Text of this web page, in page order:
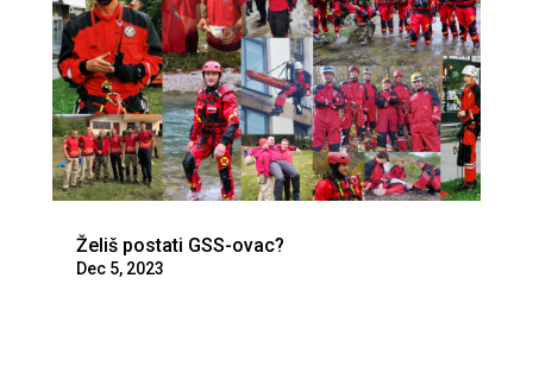
Želiš postati GSS-ovac?
Dec 5, 2023